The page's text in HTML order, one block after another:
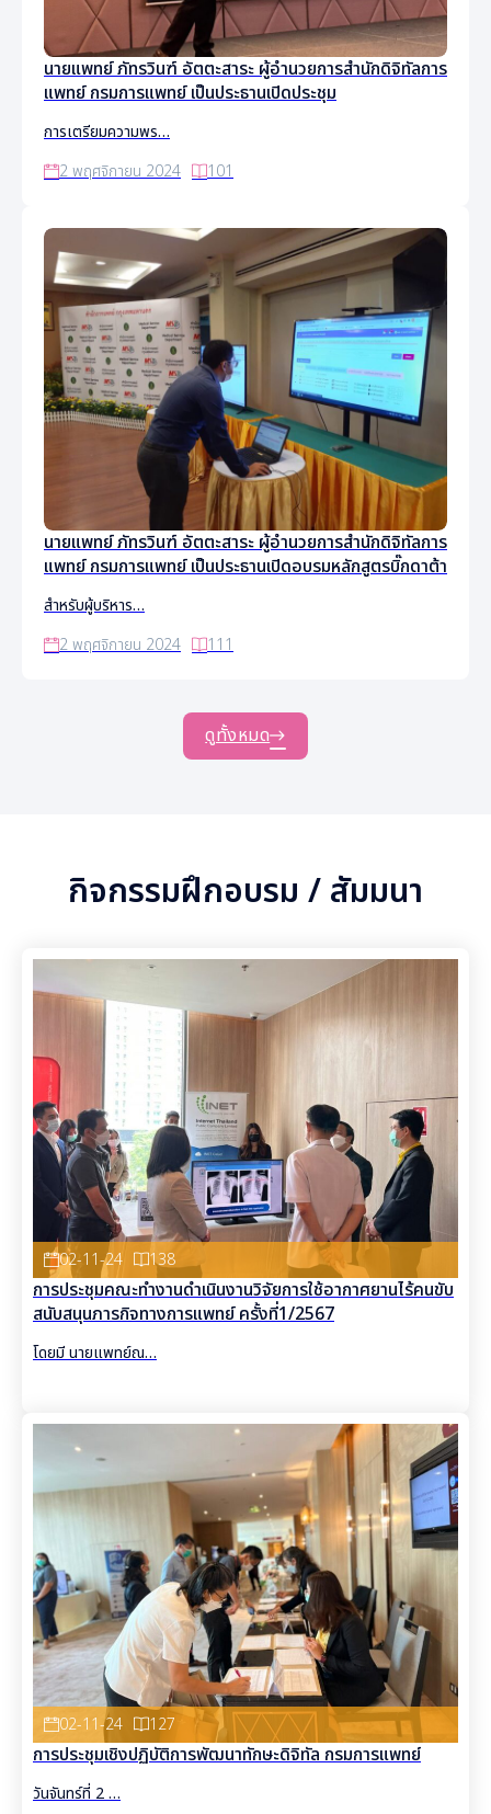
นายแพทย์ ภัทรวินฑ์ อัตตะสาระ ผู้อำนวยการสำนักดิจิทัลการ
แพทย์ กรมการแพทย์ เป็นประธานเปิดประชุม
การเตรียมความพร…
2 พฤศจิกายน 2024
101
นายแพทย์ ภัทรวินฑ์ อัตตะสาระ ผู้อำนวยการสำนักดิจิทัลการ
แพทย์ กรมการแพทย์ เป็นประธานเปิดอบรมหลักสูตรบิ๊กดาต้า
สำหรับผู้บริหาร…
2 พฤศจิกายน 2024
111
ดูทั้งหมด
กิจกรรมฝึกอบรม / สัมมนา
02-11-24 138
การประชุมคณะทำงานดำเนินงานวิจัยการใช้อากาศยานไร้คนขับ
สนับสนุนภารกิจทางการแพทย์ ครั้งที่1/2567
โดยมี นายแพทย์ณ…
02-11-24 127
การประชุมเชิงปฏิบัติการพัฒนาทักษะดิจิทัล กรมการแพทย์
วันจันทร์ที่ 2 …